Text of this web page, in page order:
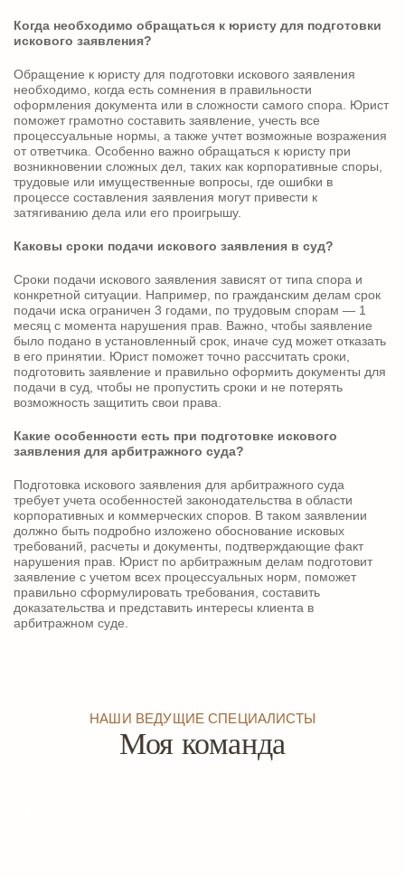
Когда необходимо обращаться к юристу для подготовки
искового заявления?
Обращение к юристу для подготовки искового заявления
необходимо, когда есть сомнения в правильности
оформления документа или в сложности самого спора. Юрист
поможет грамотно составить заявление, учесть все
процессуальные нормы, а также учтет возможные возражения
от ответчика. Особенно важно обращаться к юристу при
возникновении сложных дел, таких как корпоративные споры,
трудовые или имущественные вопросы, где ошибки в
процессе составления заявления могут привести к
затягиванию дела или его проигрышу.
Каковы сроки подачи искового заявления в суд?
Сроки подачи искового заявления зависят от типа спора и
конкретной ситуации. Например, по гражданским делам срок
подачи иска ограничен 3 годами, по трудовым спорам — 1
месяц с момента нарушения прав. Важно, чтобы заявление
было подано в установленный срок, иначе суд может отказать
в его принятии. Юрист поможет точно рассчитать сроки,
подготовить заявление и правильно оформить документы для
подачи в суд, чтобы не пропустить сроки и не потерять
возможность защитить свои права.
Какие особенности есть при подготовке искового
заявления для арбитражного суда?
Подготовка искового заявления для арбитражного суда
требует учета особенностей законодательства в области
корпоративных и коммерческих споров. В таком заявлении
должно быть подробно изложено обоснование исковых
требований, расчеты и документы, подтверждающие факт
нарушения прав. Юрист по арбитражным делам подготовит
заявление с учетом всех процессуальных норм, поможет
правильно сформулировать требования, составить
доказательства и представить интересы клиента в
арбитражном суде.
НАШИ ВЕДУЩИЕ СПЕЦИАЛИСТЫ
Моя команда